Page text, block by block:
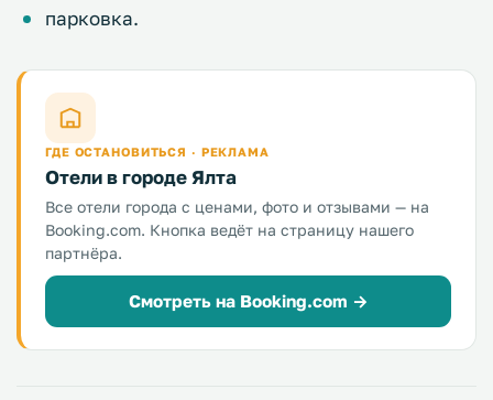
парковка.
ГДЕ ОСТАНОВИТЬСЯ · РЕКЛАМА
Отели в городе Ялта
Все отели города с ценами, фото и отзывами — на
Booking.com. Кнопка ведёт на страницу нашего
партнёра.
Смотреть на Booking.com →